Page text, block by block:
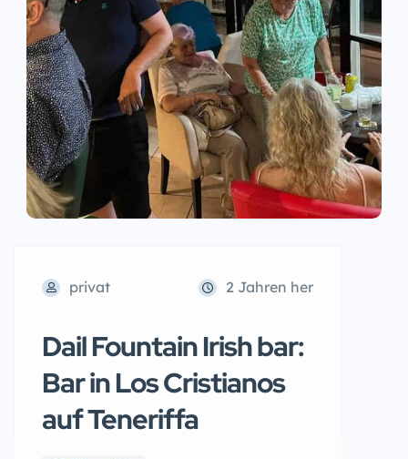
privat 2 Jahren her
Dail Fountain Irish bar:
Bar in Los Cristianos
auf Teneriffa